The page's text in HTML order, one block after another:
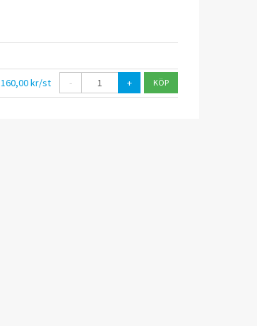
160,00 kr/st - +